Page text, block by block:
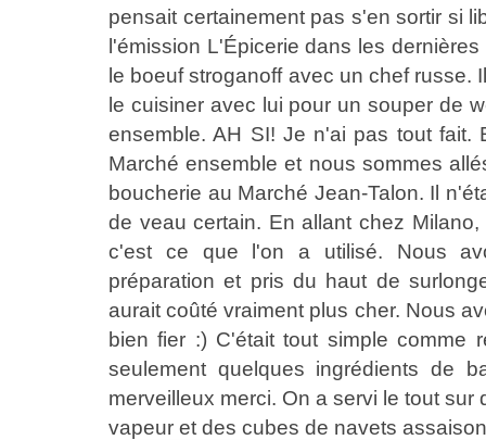
pensait certainement pas s'en sortir si
l'émission L'Épicerie dans les
le boeuf stroganoff avec un chef russe.
le cuisiner avec lui pour un souper de
ensemble. AH SI! Je n'ai pas tout fait.
Marché ensemble et nous sommes
boucherie au Marché Jean-Talon. Il
de veau certain. En allant chez
c'est ce que l'on a utilisé. Nous
préparation et pris du haut de
aurait coûté vraiment plus cher. Nous
bien fier :) C'était tout simple comme
seulement quelques ingrédients de
merveilleux merci. On a servi le tout
vapeur et des cubes de navets